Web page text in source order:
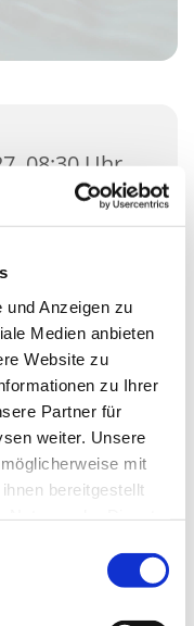
und Anzeigen zu
Medien anbieten
Website zu
zu Ihrer
Partner für
weiter. Unsere
mit
bereitgestellt
08:30 Uhr